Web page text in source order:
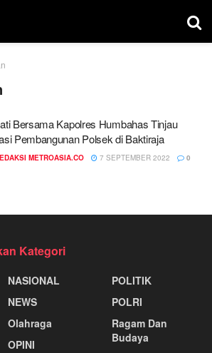
Bersama Kapolres Humbahas Tinjau
Pembangunan Polsek di Baktiraja
METROASIA.CO 7 SEPTEMBER 2022 0
Kategori
NASIONAL
NEWS
Olahraga
OPINI
POLITIK
POLRI
Ragam Dan
Budaya